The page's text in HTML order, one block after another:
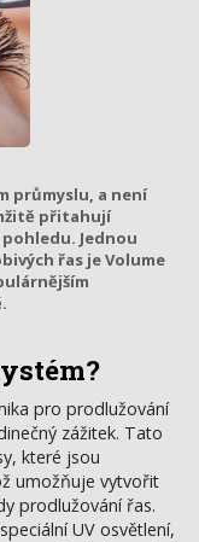
průmyslu, a není
přitahují
Jednou
řas je Volume
pro prodlužování
zážitek. Tato
které jsou
umožňuje vytvořit
prodlužování řas.
UV osvětlení,